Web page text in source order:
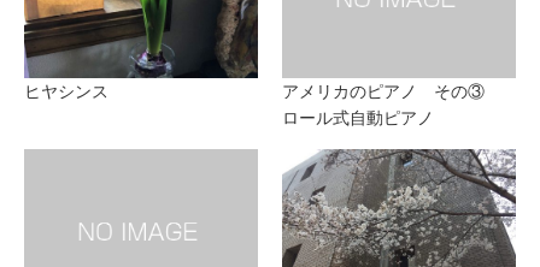
ヒヤシンス
アメリカのピアノ その③
ロール式自動ピアノ